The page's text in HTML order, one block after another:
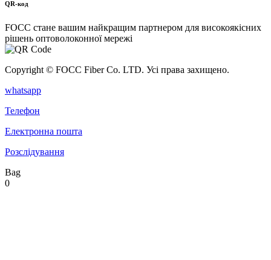
QR-код
FOCC стане вашим найкращим партнером для високоякісних
рішень оптоволоконної мережі
Copyright © FOCC Fiber Co. LTD. Усі права захищено.
whatsapp
Телефон
Електронна пошта
Розслідування
Bag
0